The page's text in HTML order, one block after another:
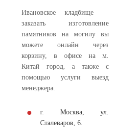
Ивановское кладбище —
заказать изготовление
памятников на могилу вы
можете онлайн через
корзину, в офисе на м.
Китай город, а также с
помощью услуги выезд
менеджера.
г. Москва, ул.
Сталеваров, 6.